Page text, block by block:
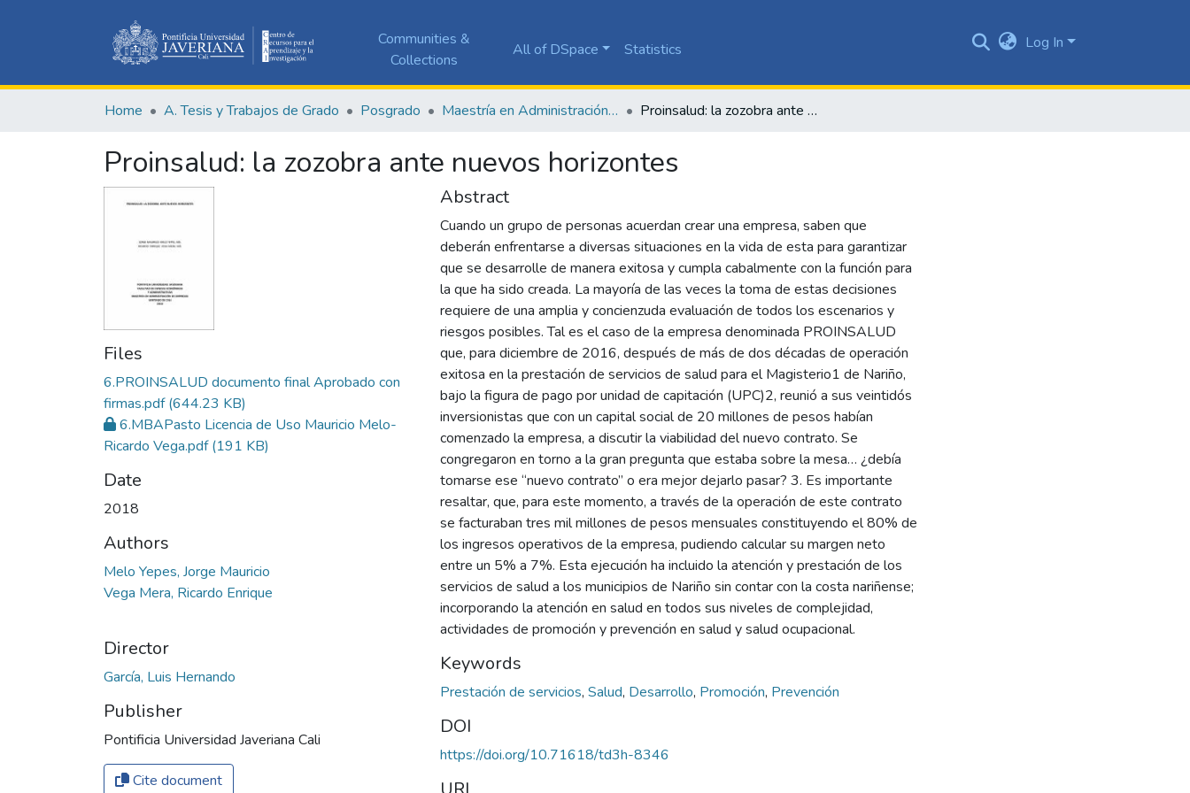
Communities &
Collections
All of DSpace Statistics Log In
Home A. Tesis y Trabajos de Grado Posgrado Maestría en Administración de Empresas Proinsalud: la zozobra ante nuevos horizontes
Proinsalud: la zozobra ante nuevos horizontes
Files
6.PROINSALUD documento final Aprobado con
firmas.pdf(644.23 KB)
6.MBAPasto Licencia de Uso Mauricio Melo-
Ricardo Vega.pdf(191 KB)
Date
2018
Authors
Melo Yepes, Jorge Mauricio
Vega Mera, Ricardo Enrique
Director
García, Luis Hernando
Publisher
Pontificia Universidad Javeriana Cali
Cite document
Abstract
Cuando un grupo de personas acuerdan crear una empresa, saben que
deberán enfrentarse a diversas situaciones en la vida de esta para garantizar
que se desarrolle de manera exitosa y cumpla cabalmente con la función para
la que ha sido creada. La mayoría de las veces la toma de estas decisiones
requiere de una amplia y concienzuda evaluación de todos los escenarios y
riesgos posibles. Tal es el caso de la empresa denominada PROINSALUD
que, para diciembre de 2016, después de más de dos décadas de operación
exitosa en la prestación de servicios de salud para el Magisterio1 de Nariño,
bajo la figura de pago por unidad de capitación (UPC)2, reunió a sus veintidós
inversionistas que con un capital social de 20 millones de pesos habían
comenzado la empresa, a discutir la viabilidad del nuevo contrato. Se
congregaron en torno a la gran pregunta que estaba sobre la mesa… ¿debía
tomarse ese “nuevo contrato” o era mejor dejarlo pasar? 3. Es importante
resaltar, que, para este momento, a través de la operación de este contrato
se facturaban tres mil millones de pesos mensuales constituyendo el 80% de
los ingresos operativos de la empresa, pudiendo calcular su margen neto
entre un 5% a 7%. Esta ejecución ha incluido la atención y prestación de los
servicios de salud a los municipios de Nariño sin contar con la costa nariñense;
incorporando la atención en salud en todos sus niveles de complejidad,
actividades de promoción y prevención en salud y salud ocupacional.
Keywords
Prestación de servicios, Salud, Desarrollo, Promoción, Prevención
DOI
https://doi.org/10.71618/td3h-8346